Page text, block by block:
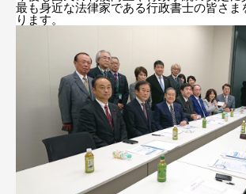
最も身近な法律家である行政書士の皆さま
ります。